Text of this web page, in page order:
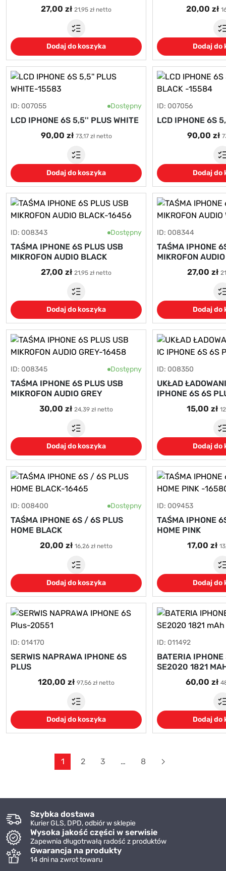
27,00 zł 21,95 zł netto
Dodaj do koszyka
20,00 zł
Dodaj do
ID: 007055 Dostępny
LCD IPHONE 6S 5,5'' PLUS WHITE
90,00 zł 73,17 zł netto
Dodaj do koszyka
ID: 007056
LCD IPHONE 6S
90,00 zł
Dodaj do
ID: 008343 Dostępny
TAŚMA IPHONE 6S PLUS USB
MIKROFON AUDIO BLACK
27,00 zł 21,95 zł netto
Dodaj do koszyka
ID: 008344
TAŚMA IPHONE
MIKROFON
27,00 zł
Dodaj do
ID: 008345 Dostępny
TAŚMA IPHONE 6S PLUS USB
MIKROFON AUDIO GREY
30,00 zł 24,39 zł netto
Dodaj do koszyka
ID: 008350
UKŁAD
IPHONE 6S 6S
15,00 zł
Dodaj do
ID: 008400 Dostępny
TAŚMA IPHONE 6S / 6S PLUS
HOME BLACK
20,00 zł 16,26 zł netto
Dodaj do koszyka
ID: 009453
TAŚMA IPHONE
HOME PINK
17,00 zł
Dodaj do
ID: 014170
SERWIS NAPRAWA IPHONE 6S
PLUS
120,00 zł 97,56 zł netto
Dodaj do koszyka
ID: 011492
BATERIA
SE2020 1821
60,00 zł
Dodaj do
1 2 3 … 8 Dalej
Szybka dostawa
Kurier GLS, DPD, odbiór w sklepie
Wysoka jakość części w serwisie
Zapewnia długotrwałą radość z produktów
Gwarancja na produkty
14 dni na zwrot towaru